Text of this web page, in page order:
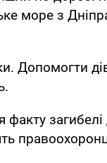
море з
Допомогти
факту